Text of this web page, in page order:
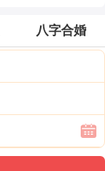
八字合婚